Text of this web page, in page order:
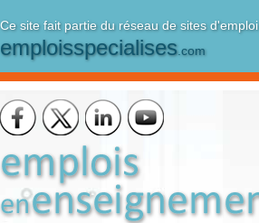
Ce site fait partie du réseau de sites d'emploi
emploisspecialises.com